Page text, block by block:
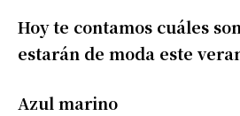
Hoy te contamos cuáles
estarán de moda este
Azul marino